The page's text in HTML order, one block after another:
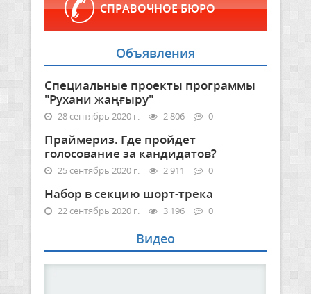
СПРАВОЧНОЕ БЮРО
Объявления
Специальные проекты программы
"Рухани жаңғыру"
28 сентябрь 2020 г. 2 806 0
Праймериз. Где пройдет
голосование за кандидатов?
25 сентябрь 2020 г. 2 911 0
Набор в секцию шорт-трека
22 сентябрь 2020 г. 3 196 0
Видео